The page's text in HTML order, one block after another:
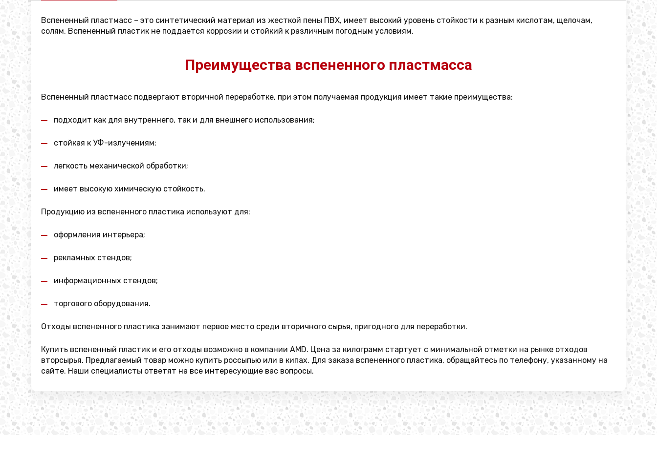
Вспененный пластмасс – это синтетический материал из жесткой пены ПВХ, имеет высокий уровень стойкости к разным кислотам, щелочам,
солям. Вспененный пластик не поддается коррозии и стойкий к различным погодным условиям.
Преимущества вспененного пластмасса
Вспененный пластмасс подвергают вторичной переработке, при этом получаемая продукция имеет такие преимущества:
подходит как для внутреннего, так и для внешнего использования;
стойкая к УФ-излучениям;
легкость механической обработки;
имеет высокую химическую стойкость.
Продукцию из вспененного пластика используют для:
оформления интерьера;
рекламных стендов;
информационных стендов;
торгового оборудования.
Отходы вспененного пластика занимают первое место среди вторичного сырья, пригодного для переработки.
Купить вспененный пластик и его отходы возможно в компании AMD. Цена за килограмм стартует с минимальной отметки на рынке отходов
вторсырья. Предлагаемый товар можно купить россыпью или в кипах. Для заказа вспененного пластика, обращайтесь по телефону, указанному на
сайте. Наши специалисты ответят на все интересующие вас вопросы.